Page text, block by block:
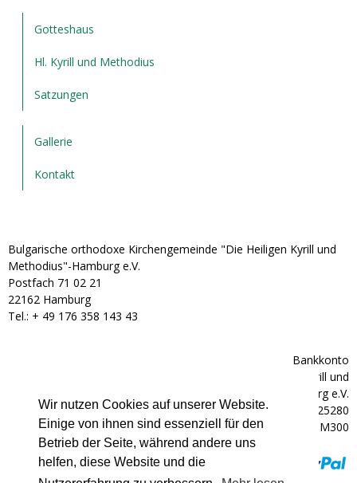
Wir nutzen Cookies auf unserer Website.
Einige von ihnen sind essenziell für den
Betrieb der Seite, während andere uns
helfen, diese Website und die
Gotteshaus
Hl. Kyrill und Methodius
Satzungen
Gallerie
Kontakt
Bulgarische orthodoxe Kirchengemeinde "Die Heiligen Kyrill und
Methodius"-Hamburg e.V.
Postfach 71 02 21
22162 Hamburg
Tel.: + ‭49 176 358 143 43‬
Bankkonto
Bulgarische orthodoxe Kirchengemeinde "Die Heiligen Kyrill und
Methodius"-Hamburg e.V.
IBAN: DE92200300000602025280
BIC: HYVEDEMM300